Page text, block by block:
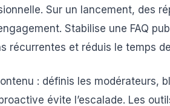
Sur un lancement, des
Stabilise une FAQ
récurrentes et réduis le temps
: définis les modérateurs,
évite l’escalade. Les